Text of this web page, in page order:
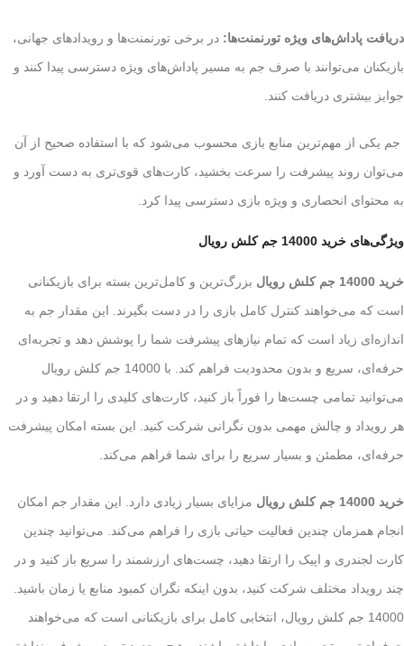
دریافت پاداش‌های ویژه تورنمنت‌ها: در برخی تورنمنت‌ها و رویدادهای جهانی،
بازیکنان می‌توانند با صرف جم به مسیر پاداش‌های ویژه دسترسی پیدا کنند و
جوایز بیشتری دریافت کنند.
جم یکی از مهم‌ترین منابع بازی محسوب می‌شود که با استفاده صحیح از آن
می‌توان روند پیشرفت را سرعت بخشید، کارت‌های قوی‌تری به دست آورد و
به محتوای انحصاری و ویژه بازی دسترسی پیدا کرد.
ویژگی‌های خرید 14000 جم کلش رویال
خرید 14000 جم کلش رویال
بزرگ‌ترین و کامل‌ترین بسته برای بازیکنانی
است که می‌خواهند کنترل کامل بازی را در دست بگیرند. این مقدار جم به
اندازه‌ای زیاد است که تمام نیازهای پیشرفت شما را پوشش دهد و تجربه‌ای
حرفه‌ای، سریع و بدون محدودیت فراهم کند. با 14000 جم کلش رویال
می‌توانید تمامی چست‌ها را فوراً باز کنید، کارت‌های کلیدی را ارتقا دهید و در
هر رویداد و چالش مهمی بدون نگرانی شرکت کنید. این بسته امکان پیشرفت
حرفه‌ای، مطمئن و بسیار سریع را برای شما فراهم می‌کند.
خرید 14000 جم کلش رویال
مزایای بسیار زیادی دارد. این مقدار جم امکان
انجام همزمان چندین فعالیت حیاتی بازی را فراهم می‌کند. می‌توانید چندین
کارت لجندری و اپیک را ارتقا دهید، چست‌های ارزشمند را سریع باز کنید و در
چند رویداد مختلف شرکت کنید، بدون اینکه نگران کمبود منابع یا زمان باشید.
14000 جم کلش رویال، انتخابی کامل برای بازیکنانی است که می‌خواهند